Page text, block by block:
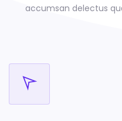
accumsan delectus